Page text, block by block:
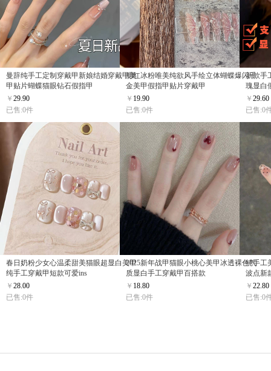
曼辞纯手工定制穿戴甲新娘结婚穿戴甲美
甲贴片蝴蝶猫眼钻石假指甲
￥ 29.90
已售:0件
腮红冰粉唯美纯欲风手绘立体蝴蝶爆闪千
金美甲假指甲贴片穿戴甲
￥ 19.90
已售:0件
新款手
瑰显白
￥ 29.60
已售:0
春日奶粉少女心温柔甜美猫眼超显白美甲
纯手工穿戴甲短款可爱ins
￥ 28.00
已售:0件
2025新年战甲猫眼小桃心美甲冰透裸色气
质显白手工穿戴甲百搭款
￥ 18.80
已售:0件
纯手工
波点新
￥ 22.80
已售:0